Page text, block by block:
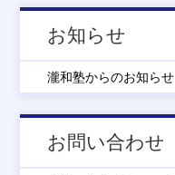
お知らせ
瀧和塾からのお知らせ
お問い合わせ